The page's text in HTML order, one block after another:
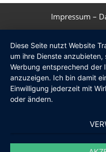
Impressum –
Diese Seite nutzt Website
um ihre Dienste
Werbung entsprechend der
anzuzeigen. Ich bin damit
Einwilligung jederzeit mit
oder ändern.